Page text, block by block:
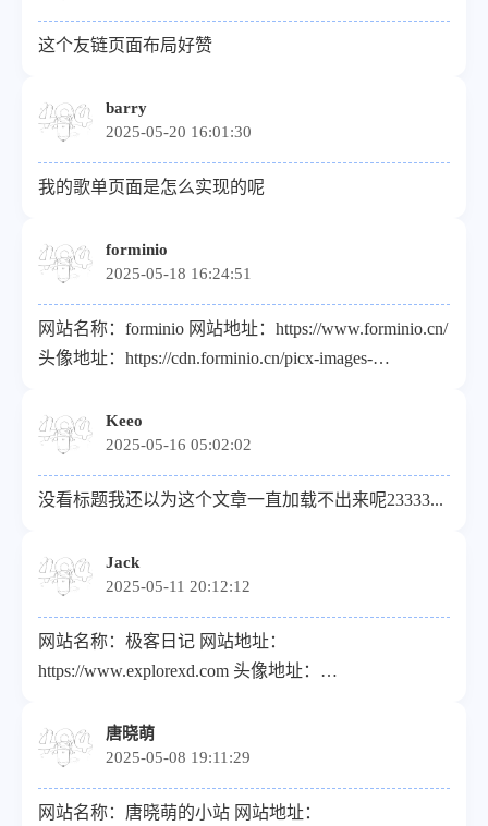
这个友链页面布局好赞
barry
2025-05-20 16:01:30
我的歌单页面是怎么实现的呢
forminio
2025-05-18 16:24:51
网站名称：forminio 网站地址：https://www.forminio.cn/
头像地址：https://cdn.forminio.cn/picx-images-
述：数字小茶馆 贵站已添加
Keeo
2025-05-16 05:02:02
没看标题我还以为这个文章一直加载不出来呢23333...
Jack
2025-05-11 20:12:12
网站名称：极客日记 网站地址：
https://www.explorexd.com 头像地址：
愁前路无知己，天下谁人不识君。 网站RSS:
唐晓萌
2025-05-08 19:11:29
网站名称：唐晓萌的小站 网站地址：